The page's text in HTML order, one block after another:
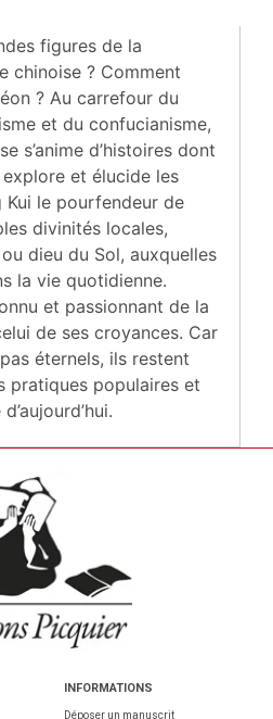
figures de la
chinoise ? Comment
? Au carrefour du
et du confucianisme,
s’anime d’histoires dont
et élucide les
le pourfendeur de
divinités locales,
dieu du Sol, auxquelles
la vie quotidienne.
et passionnant de la
de ses croyances. Car
éternels, ils restent
pratiques populaires et
INFORMATIONS
Déposer un manuscrit